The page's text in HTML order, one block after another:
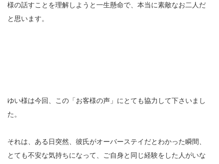
様の話すことを理解しようと一生懸命で、本当に素敵なお二人だ
と思います。
ゆい様は今回、この「お客様の声」にとても協力して下さいまし
た。
それは、ある日突然、彼氏がオーバーステイだとわかった瞬間、
とても不安な気持ちになって、ご自身と同じ経験をした人がいな